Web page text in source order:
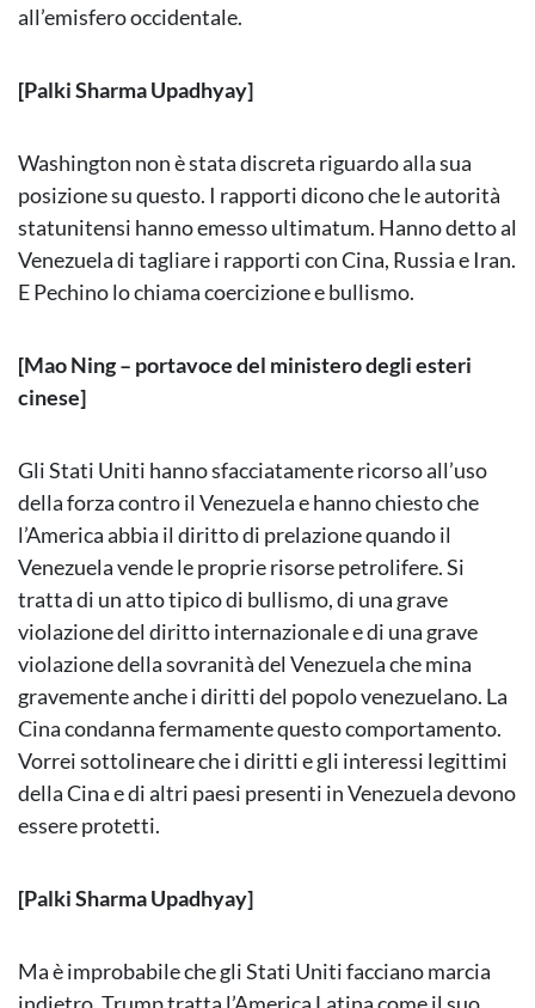
all’emisfero occidentale.
[Palki Sharma Upadhyay]
Washington non è stata discreta riguardo alla sua
posizione su questo. I rapporti dicono che le autorità
statunitensi hanno emesso ultimatum. Hanno detto al
Venezuela di tagliare i rapporti con Cina, Russia e Iran.
E Pechino lo chiama coercizione e bullismo.
[Mao Ning – portavoce del ministero degli esteri
cinese]
Gli Stati Uniti hanno sfacciatamente ricorso all’uso
della forza contro il Venezuela e hanno chiesto che
l’America abbia il diritto di prelazione quando il
Venezuela vende le proprie risorse petrolifere. Si
tratta di un atto tipico di bullismo, di una grave
violazione del diritto internazionale e di una grave
violazione della sovranità del Venezuela che mina
gravemente anche i diritti del popolo venezuelano. La
Cina condanna fermamente questo comportamento.
Vorrei sottolineare che i diritti e gli interessi legittimi
della Cina e di altri paesi presenti in Venezuela devono
essere protetti.
[Palki Sharma Upadhyay]
Ma è improbabile che gli Stati Uniti facciano marcia